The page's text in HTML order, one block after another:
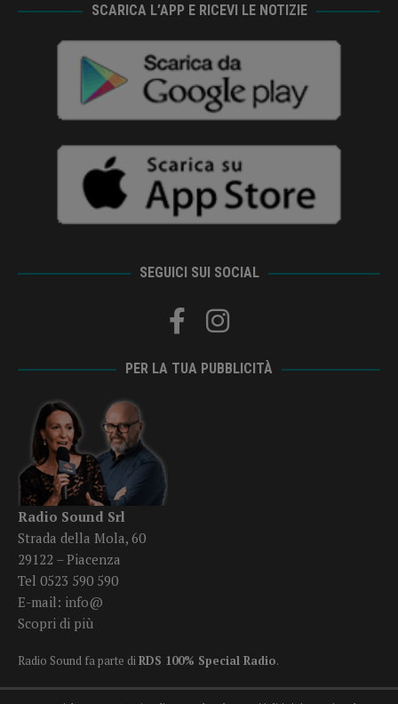
SCARICA L’APP E RICEVI LE NOTIZIE
SEGUICI SUI SOCIAL
PER LA TUA PUBBLICITÀ
Radio Sound Srl
Strada della Mola, 60
29122 – Piacenza
Tel 0523 590 590
E-mail: info@
Scopri di più
Radio Sound fa parte diRDS 100% Special Radio.